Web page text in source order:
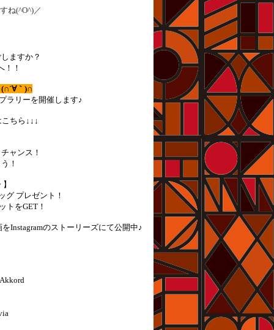
ね(^O^)／
ますか？
！！
｀)∩
ラリーを開催します♪
ちら↓↓↓
ンス！
！
プレゼント！
をGET！
Instagramのストーリーズにて公開中♪